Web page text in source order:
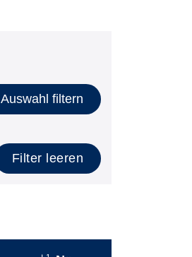
Auswahl filtern
Filter leeren